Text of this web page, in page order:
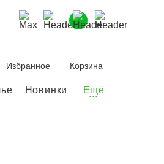
Избранное Корзина
Новинки Ещё
...